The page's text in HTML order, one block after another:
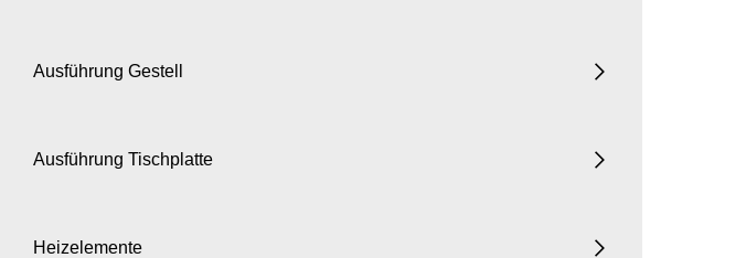
Ausführung Gestell
Ausführung Tischplatte
Heizelemente